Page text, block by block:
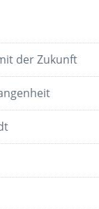
der Zukunft